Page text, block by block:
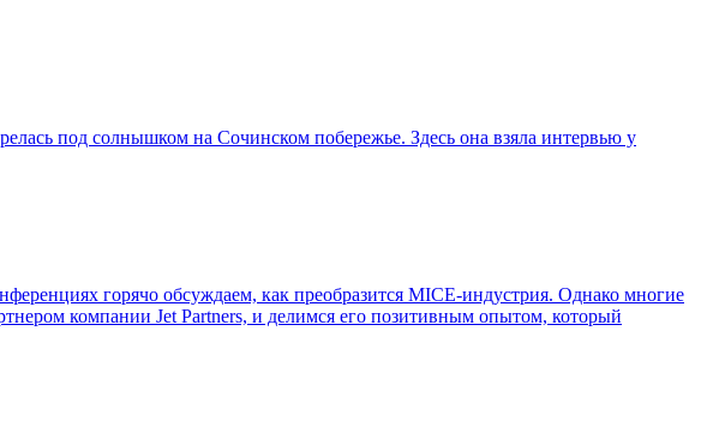
под солнышком на Сочинском побережье. Здесь она взяла интервью у
горячо обсуждаем, как преобразится MICE-индустрия. Однако многие
компании Jet Partners, и делимся его позитивным опытом, который